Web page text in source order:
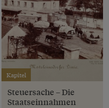
Kapitel
Steuersache – Die
Staatseinnahmen